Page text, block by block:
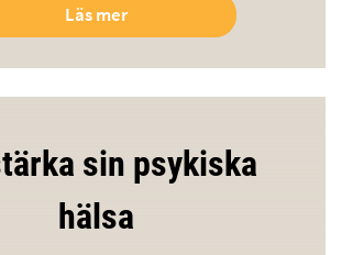
Läs mer
sin psykiska
hälsa